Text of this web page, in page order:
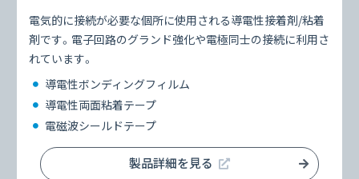
電気的に接続が必要な個所に使用される導電性接着剤/粘着
剤です。電子回路のグランド強化や電極同士の接続に利用さ
れています。
導電性ボンディングフィルム
導電性両面粘着テープ
電磁波シールドテープ
製品詳細を見る